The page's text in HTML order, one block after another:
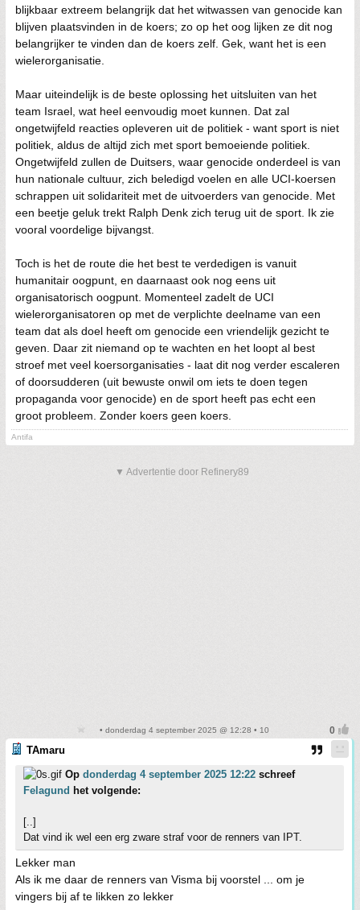
blijkbaar extreem belangrijk dat het witwassen van genocide kan
blijven plaatsvinden in de koers; zo op het oog lijken ze dit nog
belangrijker te vinden dan de koers zelf. Gek, want het is een
wielerorganisatie.
Maar uiteindelijk is de beste oplossing het uitsluiten van het
team Israel, wat heel eenvoudig moet kunnen. Dat zal
ongetwijfeld reacties opleveren uit de politiek - want sport is niet
politiek, aldus de altijd zich met sport bemoeiende politiek.
Ongetwijfeld zullen de Duitsers, waar genocide onderdeel is van
hun nationale cultuur, zich beledigd voelen en alle UCI-koersen
schrappen uit solidariteit met de uitvoerders van genocide. Met
een beetje geluk trekt Ralph Denk zich terug uit de sport. Ik zie
vooral voordelige bijvangst.
Toch is het de route die het best te verdedigen is vanuit
humanitair oogpunt, en daarnaast ook nog eens uit
organisatorisch oogpunt. Momenteel zadelt de UCI
wielerorganisatoren op met de verplichte deelname van een
team dat als doel heeft om genocide een vriendelijk gezicht te
geven. Daar zit niemand op te wachten en het loopt al best
stroef met veel koersorganisaties - laat dit nog verder escaleren
of doorsudderen (uit bewuste onwil om iets te doen tegen
propaganda voor genocide) en de sport heeft pas echt een
groot probleem. Zonder koers geen koers.
Antifa
▼ Advertentie door Refinery89
• donderdag 4 september 2025 @ 12:28 • 10
TAmaru
Op donderdag 4 september 2025 12:22 schreef
Felagund het volgende:
[..]
Dat vind ik wel een erg zware straf voor de renners van IPT.
Lekker man
Als ik me daar de renners van Visma bij voorstel ... om je
vingers bij af te likken zo lekker